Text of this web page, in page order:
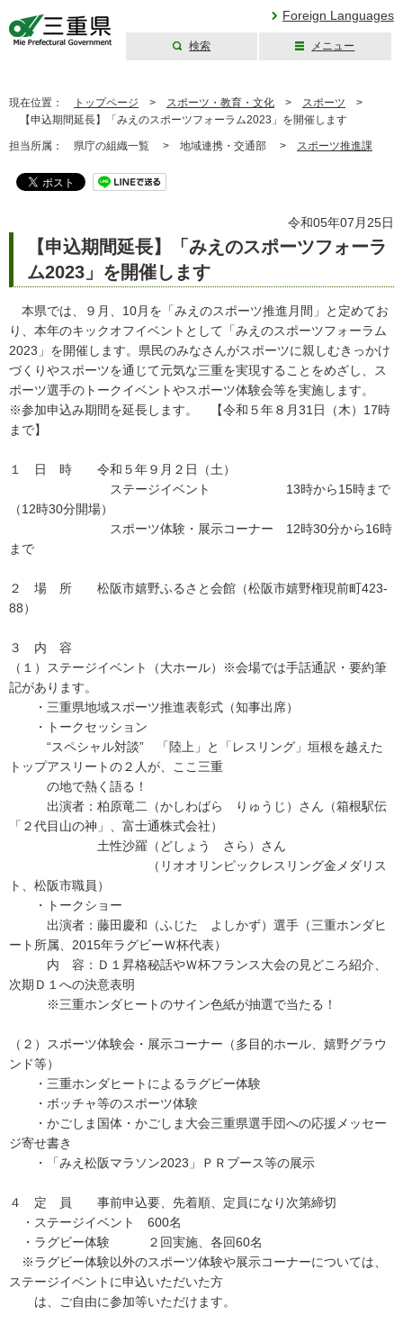
Foreign Languages
検索 メニュー
現在位置： トップページ > スポーツ・教育・文化 > スポーツ >
【申込期間延長】「みえのスポーツフォーラム2023」を開催します
担当所属： 県庁の組織一覧 > 地域連携・交通部 > スポーツ推進課
令和05年07月25日
【申込期間延長】「みえのスポーツフォーラ
ム2023」を開催します
本県では、９月、10月を「みえのスポーツ推進月間」と定めてお
り、本年のキックオフイベントとして「みえのスポーツフォーラム
2023」を開催します。県民のみなさんがスポーツに親しむきっかけ
づくりやスポーツを通じて元気な三重を実現することをめざし、ス
ポーツ選手のトークイベントやスポーツ体験会等を実施します。
※参加申込み期間を延長します。 【令和５年８月31日（木）17時
まで】
１ 日 時 令和５年９月２日（土）
ステージイベント 13時から15時まで
（12時30分開場）
スポーツ体験・展示コーナー 12時30分から16時
まで
２ 場 所 松阪市嬉野ふるさと会館（松阪市嬉野権現前町423-
88）
３ 内 容
（１）ステージイベント（大ホール）※会場では手話通訳・要約筆
記があります。
・三重県地域スポーツ推進表彰式（知事出席）
・トークセッション
“スペシャル対談” 「陸上」と「レスリング」垣根を越えた
トップアスリートの２人が、ここ三重
の地で熱く語る！
出演者：柏原竜二（かしわばら りゅうじ）さん（箱根駅伝
「２代目山の神」、富士通株式会社）
土性沙羅（どしょう さら）さん
（リオオリンピックレスリング金メダリス
ト、松阪市職員）
・トークショー
出演者：藤田慶和（ふじた よしかず）選手（三重ホンダヒ
ート所属、2015年ラグビーＷ杯代表）
内 容：Ｄ１昇格秘話やＷ杯フランス大会の見どころ紹介、
次期Ｄ１への決意表明
※三重ホンダヒートのサイン色紙が抽選で当たる！
（２）スポーツ体験会・展示コーナー（多目的ホール、嬉野グラウ
ンド等）
・三重ホンダヒートによるラグビー体験
・ボッチャ等のスポーツ体験
・かごしま国体・かごしま大会三重県選手団への応援メッセー
ジ寄せ書き
・「みえ松阪マラソン2023」ＰＲブース等の展示
４ 定 員 事前申込要、先着順、定員になり次第締切
・ステージイベント 600名
・ラグビー体験 ２回実施、各回60名
※ラグビー体験以外のスポーツ体験や展示コーナーについては、
ステージイベントに申込いただいた方
は、ご自由に参加等いただけます。